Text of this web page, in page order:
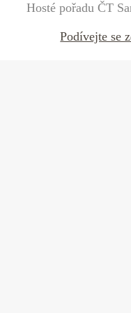
Hosté pořadu ČT
Podívejte se